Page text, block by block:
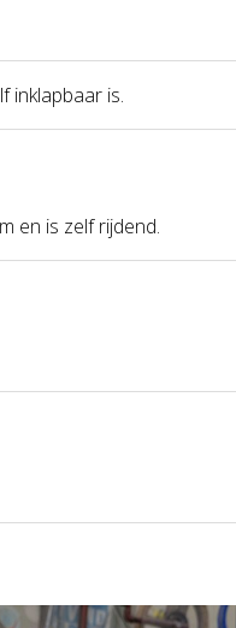
inklapbaar is.
en is zelf rijdend.